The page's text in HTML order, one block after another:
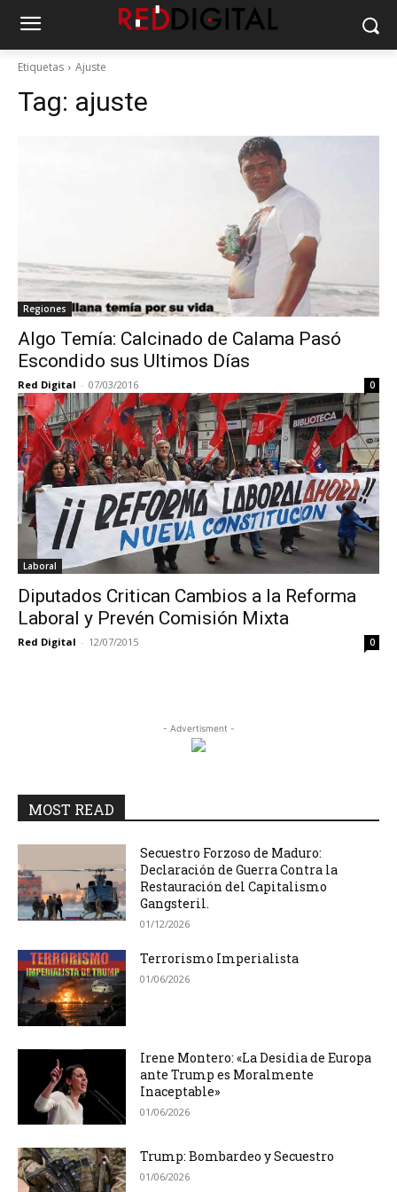
Etiquetas Ajuste
Tag: ajuste
Regiones
Algo Temía: Calcinado de Calama Pasó
Escondido sus Ultimos Días
Red Digital - 07/03/2016 0
Laboral
Diputados Critican Cambios a la Reforma
Laboral y Prevén Comisión Mixta
Red Digital - 12/07/2015 0
- Advertisment -
MOST READ
Secuestro Forzoso de Maduro:
Declaración de Guerra Contra la
Restauración del Capitalismo
Gangsteril.
01/12/2026
Terrorismo Imperialista
01/06/2026
Irene Montero: «La Desidia de Europa
ante Trump es Moralmente
Inaceptable»
01/06/2026
Trump: Bombardeo y Secuestro
01/06/2026